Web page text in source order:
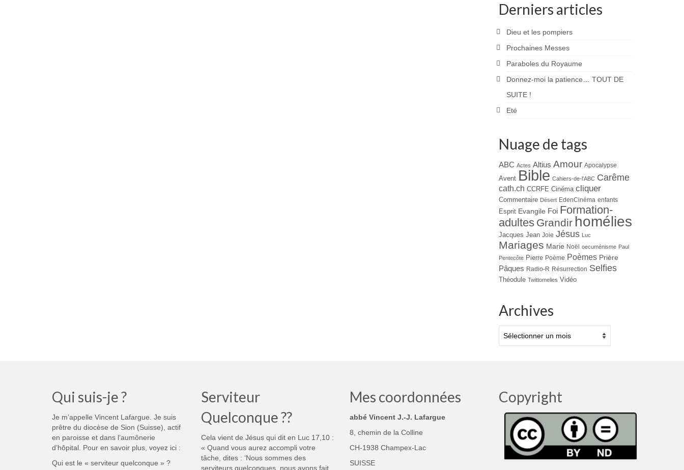
Derniers articles
Dieu et les pompiers
Prochaines Messes
Paraboles du Royaume
Donnez-moi la patience… TOUT DE
SUITE !
Eté
Nuage de tags
ABC Actes Altius Amour Apocalypse
Avent Bible Cahiers-de-l'ABC Carême
cath.ch CCRFE Cinéma cliquer
Commentaire Désert EdenCinéma enfants
Esprit Evangile Foi Formation-
adultes Grandir homélies
Jacques Jean Joie Jésus Luc
Mariages Marie Noël oecuménisme Paul
Pentecôte Pierre Poème Poèmes Prière
Pâques Radio-R Résurrection Selfies
Théodule Twittomelies Vidéo
Archives
Qui suis-je ?
Je m’appelle Vincent Lafargue. Je suis
prêtre du diocèse de Sion (Suisse), actif
en paroisse et dans l’aumônerie
d’hôpital. Pour en savoir plus, voyez ici :
Qui est le « serviteur quelconque » ?
Serviteur
Quelconque ??
Cela vient de Jésus qui dit en Luc 17,10 :
« Quand vous aurez accompli votre
tâche, dites : ‘Nous sommes des
serviteurs quelconques, nous avons fait
Mes coordonnées
abbé Vincent J.-J. Lafargue
8, chemin de la Colline
CH-1938 Champex-Lac
SUISSE
Copyright